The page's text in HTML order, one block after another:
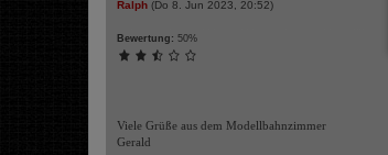
Ralph (Do 8. Jun 2023, 20:52)
Bewertung: 50%
Viele Grüße aus dem Modellbahnzimmer
Gerald